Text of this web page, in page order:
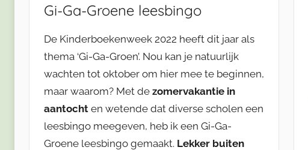
Gi-Ga-Groene leesbingo
De Kinderboekenweek 2022 heeft dit jaar als
thema ‘Gi-Ga-Groen’. Nou kan je natuurlijk
wachten tot oktober om hier mee te beginnen,
maar waarom? Met de zomervakantie in
aantocht en wetende dat diverse scholen een
leesbingo meegeven, heb ik een Gi-Ga-
Groene leesbingo gemaakt. Lekker buiten